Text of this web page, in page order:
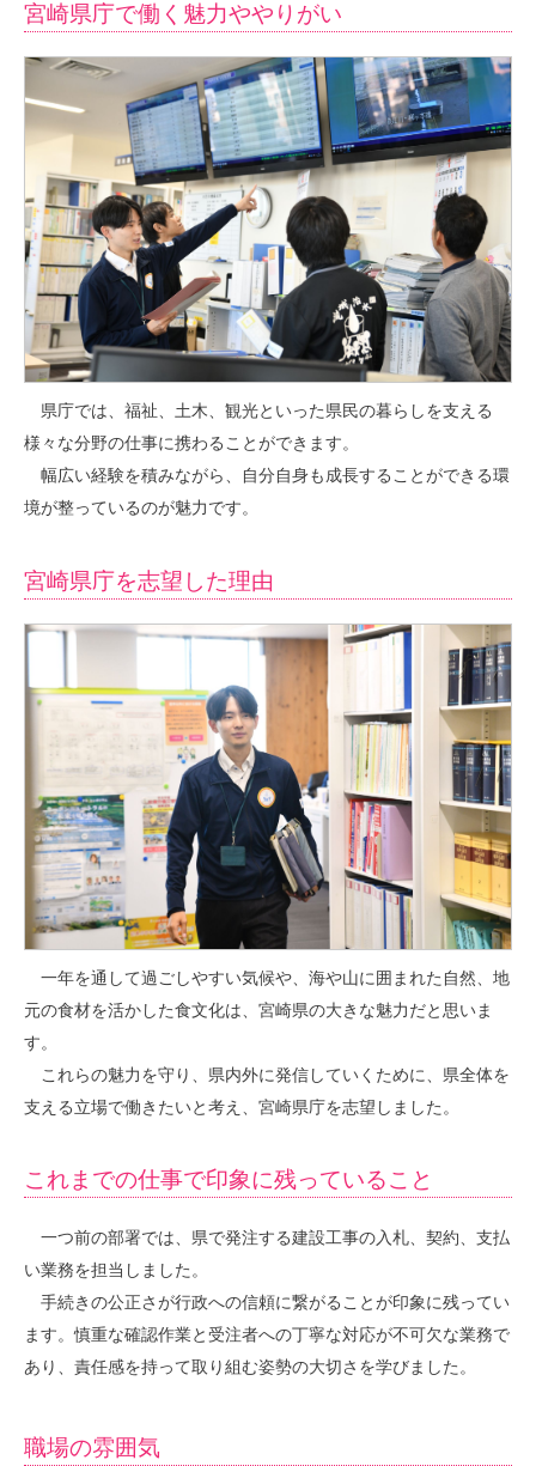
宮崎県庁で働く魅力ややりがい
県庁では、福祉、土木、観光といった県民の暮らしを支える
様々な分野の仕事に携わることができます。
幅広い経験を積みながら、自分自身も成長することができる環
境が整っているのが魅力です。
宮崎県庁を志望した理由
一年を通して過ごしやすい気候や、海や山に囲まれた自然、地
元の食材を活かした食文化は、宮崎県の大きな魅力だと思いま
す。
これらの魅力を守り、県内外に発信していくために、県全体を
支える立場で働きたいと考え、宮崎県庁を志望しました。
これまでの仕事で印象に残っていること
一つ前の部署では、県で発注する建設工事の入札、契約、支払
い業務を担当しました。
手続きの公正さが行政への信頼に繋がることが印象に残ってい
ます。慎重な確認作業と受注者への丁寧な対応が不可欠な業務で
あり、責任感を持って取り組む姿勢の大切さを学びました。
職場の雰囲気